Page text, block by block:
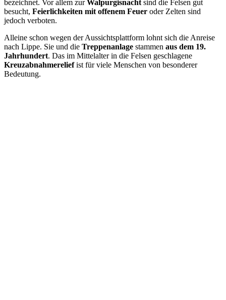
bezeichnet. Vor allem zurWalpurgisnacht sind die Felsen gut
besucht, Feierlichkeiten mit offenem Feuer oder Zelten sind
jedoch verboten.
Alleine schon wegen der Aussichtsplattform lohnt sich die Anreise
nach Lippe. Sie und die Treppenanlage stammen aus dem 19.
Jahrhundert. Das im Mittelalter in die Felsen geschlagene
Kreuzabnahmereliefist für viele Menschen von besonderer
Bedeutung.